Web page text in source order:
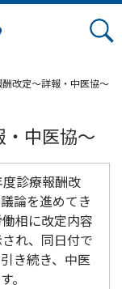
改定～詳報・中医協～
中医協～
診療報酬改
論を進めてき
相に改定内容
れ、同日付で
き続き、中医
。